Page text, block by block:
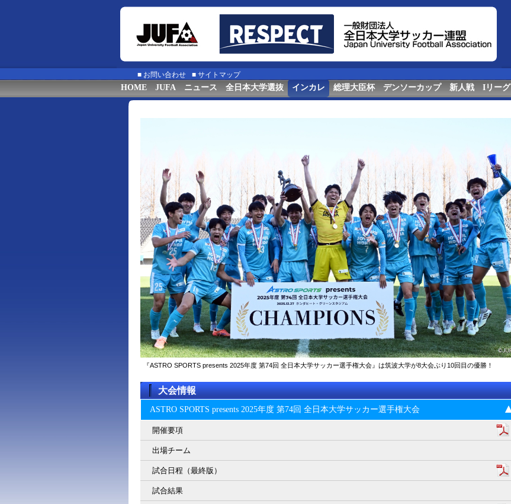
■ お問い合わせ ■ サイトマップ
HOME JUFA ニュース 全日本大学選抜 インカレ 総理大臣杯 デンソーカップ 新人戦 Iリーグ
『ASTRO SPORTS presents 2025年度 第74回 全⽇本⼤学サッカー選⼿権⼤会』は筑波大学が8大会ぶり10回目の優勝！
大会情報
ASTRO SPORTS presents 2025年度 第74回 全⽇本⼤学サッカー選⼿権⼤会
開催要項
出場チーム
試合日程（最終版）
試合結果